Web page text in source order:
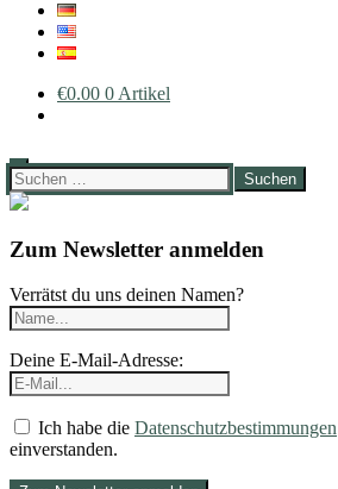
€0.00 0 Artikel
Suchen
nach:
Zum Newsletter anmelden
Verrätst du uns deinen Namen?
Deine E-Mail-Adresse:
Ich habe die Datenschutzbestimmungen
einverstanden.